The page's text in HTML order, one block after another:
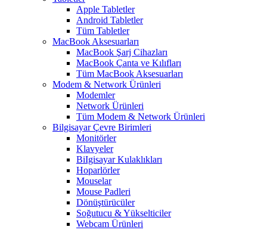
Apple Tabletler
Android Tabletler
Tüm Tabletler
MacBook Aksesuarları
MacBook Şarj Cihazları
MacBook Çanta ve Kılıfları
Tüm MacBook Aksesuarları
Modem & Network Ürünleri
Modemler
Network Ürünleri
Tüm Modem & Network Ürünleri
Bilgisayar Çevre Birimleri
Monitörler
Klavyeler
BiIgisayar Kulaklıkları
Hoparlörler
Mouselar
Mouse Padleri
Dönüştürücüler
Soğutucu & Yükselticiler
Webcam Ürünleri